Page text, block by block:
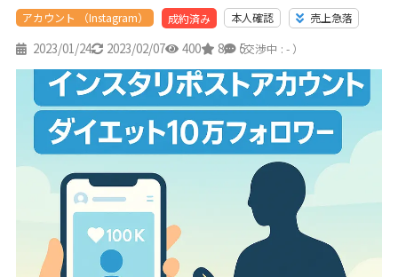
アカウント （Instagram） 成約済み 本人確認 売上急落
2023/01/24 2023/02/07 400 8 5
（交渉中 : - ）